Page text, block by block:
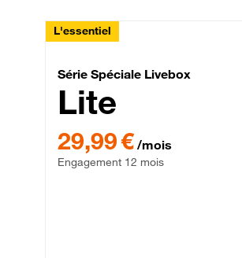
L'essentiel
Série
Série Spéciale Livebox
Lite
29,99 € par mois , Engagement 12
29,99 € /mois
Engagement 12 mois